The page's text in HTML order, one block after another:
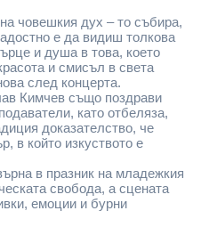
човешкия дух – то събира,
е да видиш толкова
и душа в това, което
и смисъл в света
след концерта.
Кимчев също поздрави
като отбеляза,
доказателство, че
в който изкуството е
в празник на младежкия
свобода, а сцената
емоции и бурни